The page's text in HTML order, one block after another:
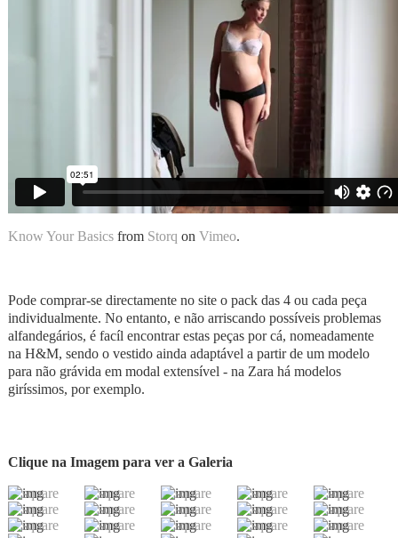
Know Your Basicsfrom Storq on Vimeo.
Pode comprar-se directamente no site o pack das 4 ou cada peça
individualmente. No entanto, e não arriscando possíveis problemas
alfandegários, é facíl encontrar estas peças por cá, nomeadamente
na H&M, sendo o vestido ainda adaptável a partir de um modelo
para não grávida em modal extensível - na Zara há modelos
giríssimos, por exemplo.
Clique na Imagem para ver a Galeria